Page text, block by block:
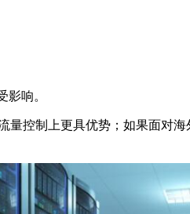
响。
制上更具优势；如果面对海